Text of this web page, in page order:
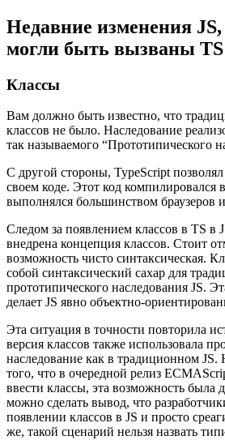
Недавние изменения
могли быть вызваны TS
Классы
Вам должно быть известно, что
классов не было. Наследование
так называемого “Прототипического
С другой стороны, TypeScript позволял
своем коде. Этот код компилировался
выполнялся большинством браузеров
Следом за появлением классов в TS в
внедрена концепция классов. Стоит
возможность чисто синтаксическая.
собой синтаксический сахар для
прототипического наследования JS.
делает JS явно объектно-
Эта ситуация в точности повторила
версия классов также использовала
наследование как в традиционном
того, что в очередной релиз
ввести классы, эта возможность была
можно сделать вывод, что
появлении классов в JS и просто
же, такой сценарий нельзя назвать